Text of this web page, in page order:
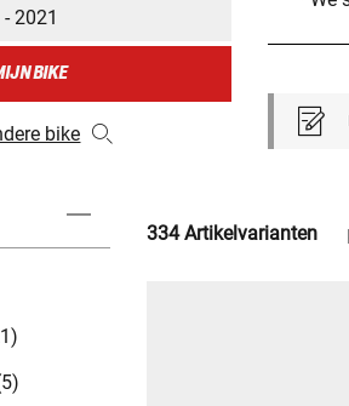
2021
BIKE
bike
334 Artikelvarianten